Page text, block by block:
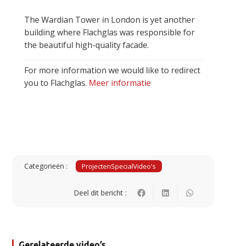
The Wardian Tower in London is yet another
building where Flachglas was responsible for
the beautiful high-quality facade.
For more information we would like to redirect
you to Flachglas. Meer informatie
Categorieën : ProjectenSpecialVideo's
Deel dit bericht :